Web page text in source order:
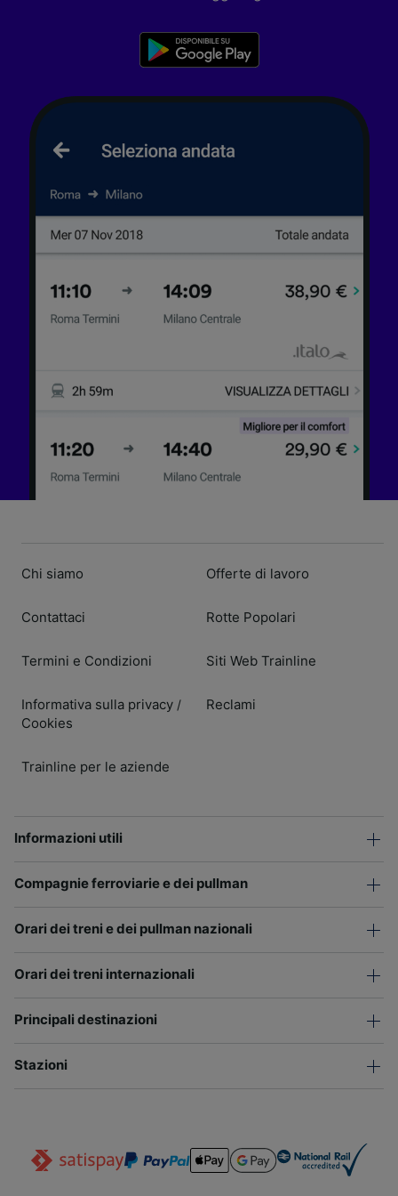
Chi siamo
Contattaci
Termini e Condizioni
Informativa sulla privacy /
Cookies
Trainline per le aziende
Offerte di lavoro
Rotte Popolari
Siti Web Trainline
Reclami
Informazioni utili
Compagnie ferroviarie e dei pullman
Orari dei treni e dei pullman nazionali
Orari dei treni internazionali
Principali destinazioni
Stazioni
Elenco dei partner (fornitori)